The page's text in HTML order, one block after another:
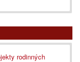
rodinných